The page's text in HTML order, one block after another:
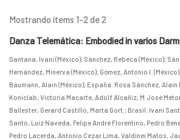
Mostrando ítems 1-2 de 2
Danza Telemática: Embodied in varios
Santana, Ivani (México); Sánchez, Rebeca (México);
Hernández, Minerva (México); Gómez, Antonio I. (México)
Baumann, Alain (México); España: Rosa Sánchez, Alain
Koniclab, Victoria Macarte, Adolf Alcañiz, M.José
Ballester, Gerard Castillo, Marta Gort. ; Brasil: Ivani
Santo, Luiz Naveda, Felipe André Florentino, Pedro
Pedro Lacerda, Antonio Cezar Lima, Valdinei Matos,